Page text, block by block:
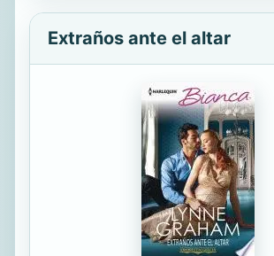
Extraños ante el altar